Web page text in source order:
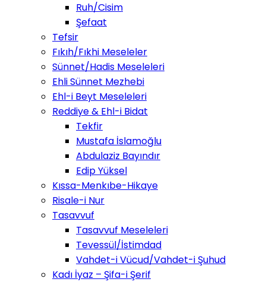
Ruh/Cisim
Şefaat
Tefsir
Fıkıh/Fıkhi Meseleler
Sünnet/Hadis Meseleleri
Ehli Sünnet Mezhebi
Ehl-i Beyt Meseleleri
Reddiye & Ehl-i Bidat
Tekfir
Mustafa İslamoğlu
Abdulaziz Bayındır
Edip Yüksel
Kıssa-Menkıbe-Hikaye
Risale-i Nur
Tasavvuf
Tasavvuf Meseleleri
Tevessül/İstimdad
Vahdet-i Vücud/Vahdet-i Şuhud
Kadı İyaz – Şifa-i Şerif